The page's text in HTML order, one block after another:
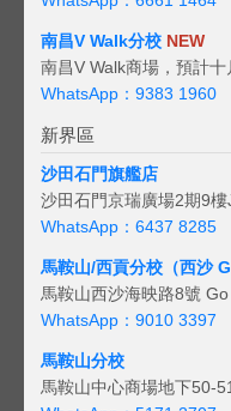
南昌V Walk分校 NEW
南昌V Walk商場，預計十
WhatsApp：9383 1960
新界區
沙田石門旗艦店
沙田石門京瑞廣場2期9樓
WhatsApp：6437 8285
馬鞍山/西貢分校（西沙
馬鞍山西沙海映路8號
WhatsApp：9010 3397
馬鞍山分校
馬鞍山中心商場地下50-